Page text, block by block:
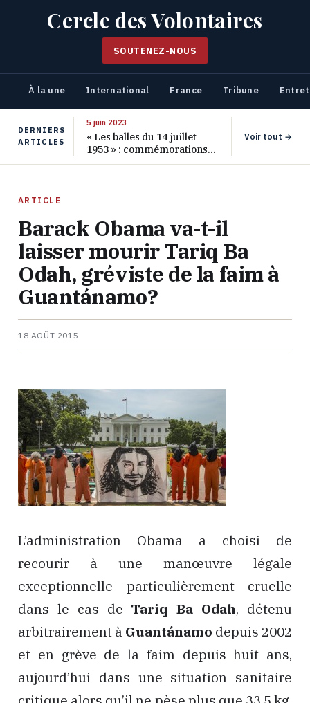
Cercle des Volontaires
SOUTENEZ-NOUS
À la une International France Tribune
DERNIERS
ARTICLES
5 juin 2023
« Les balles du 14 juillet
1953 » : commémorations
pour les 70 ans de ce
Voir tout →
ARTICLE
Barack Obama va-t-il
laisser mourir Tariq Ba
Odah, gréviste de la faim à
Guantánamo?
18 AOÛT 2015
L’administration Obama a choisi de
recourir à une manœuvre légale
exceptionnelle particulièrement cruelle
dans le cas de Tariq Ba Odah, détenu
arbitrairement à Guantánamo depuis 2002
et en grève de la faim depuis huit ans,
aujourd’hui dans une situation sanitaire